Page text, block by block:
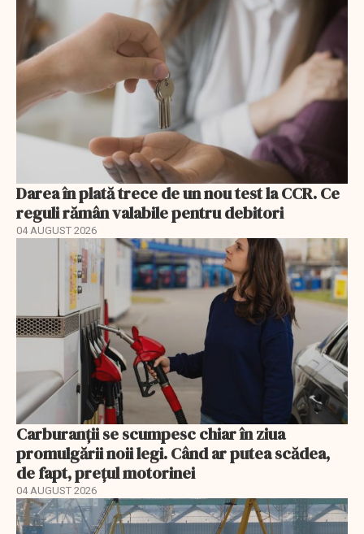
Darea în plată trece de un nou test la CCR. Ce
reguli rămân valabile pentru debitori
04 AUGUST 2026
Carburanții se scumpesc chiar în ziua
promulgării noii legi. Când ar putea scădea,
de fapt, prețul motorinei
04 AUGUST 2026